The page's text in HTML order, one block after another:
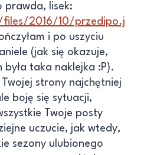
prawda, lisek:
2016/10/przedipo.j
i po uszyciu
(jak się okazuje,
była taka naklejka :P).
strony najchętniej
boję się sytuacji,
Twoje posty
uczucie, jak wtedy,
sezony ulubionego